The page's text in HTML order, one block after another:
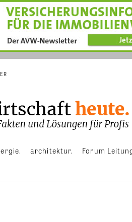
architektur. Forum